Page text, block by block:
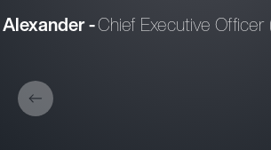
Alexander -Chief Executive Officer